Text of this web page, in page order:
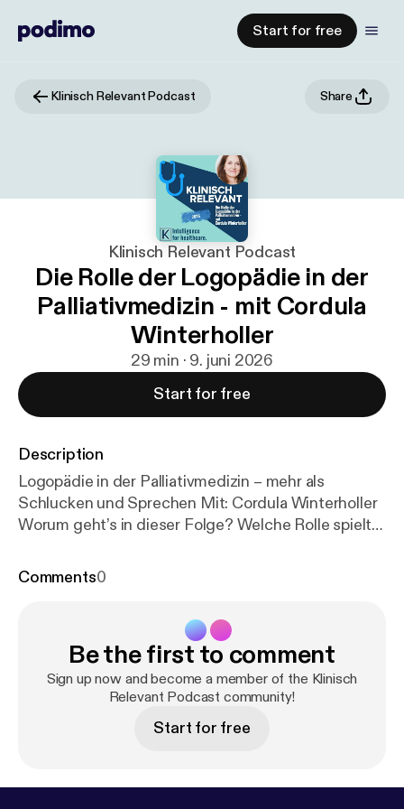
Start for free
Klinisch Relevant Podcast Share
Klinisch Relevant Podcast
Die Rolle der Logopädie in der
Palliativmedizin - mit Cordula
Winterholler
29 min · 9. juni 2026
Start for free
Description
Logopädie in der Palliativmedizin – mehr als
Schlucken und Sprechen Mit: Cordula Winterholler
Worum geht’s in dieser Folge? Welche Rolle spielt
Kolleg:innen scheint die Antwort zunächst nicht
Teilhabe zu den zentralen Bedürfnissen von
Menschen mit lebenslimitierenden Erkrankungen. In
dieser Folge spricht Kai Gruhn mit der Logopädin
Cordula Winterholler über die oft unterschätzte
Bedeutung der Logopädie in der Palliativmedizin.
wie logopädische Expertise Lebensqualität,
Comments0
Be the first to comment
Sign up now and become a member of the Klinisch
Relevant Podcast community!
Start for free